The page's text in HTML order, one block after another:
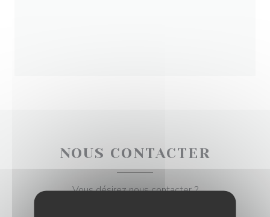
NOUS CONTACTER
Vous désirez nous contacter ?